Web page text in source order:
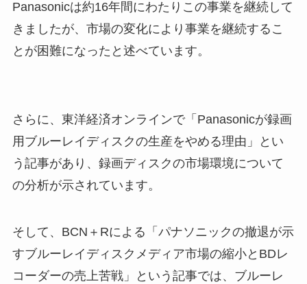
る？お得に買える方法や販売店を
紹介
ケロリン桶はどこで買える？ロフ
トや東急ハンズに売ってる？木製
や関西版があるってほんと？
スマホ用望遠レンズはどこに売っ
Panasonicは約16年間にわたりこの事業を継続して
きましたが、市場の変化により事業を継続するこ
とが困難になったと述べています。
さらに、東洋経済オンラインで「Panasonicが録画
用ブルーレイディスクの生産をやめる理由」とい
う記事があり、録画ディスクの市場環境について
の分析が示されています。
そして、BCN＋Rによる「パナソニックの撤退が示
すブルーレイディスクメディア市場の縮小とBDレ
コーダーの売上苦戦」という記事では、ブルーレ